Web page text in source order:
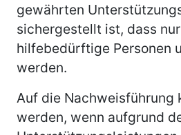
gewährten
sichergestellt ist, dass
hilfebedürftige Personen
werden.
Auf die Nachweisführung
werden, wenn aufgrund